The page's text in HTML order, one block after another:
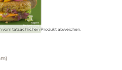
vom tatsächlichen Produkt abweichen.